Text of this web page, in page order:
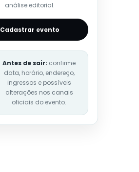
análise editorial.
Cadastrar evento
Antes de sair: confirme
data, horário, endereço,
ingressos e possíveis
alterações nos canais
oficiais do evento.